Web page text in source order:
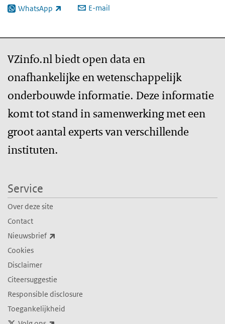
WhatsApp
(externe link) E-mail
VZinfo.nl biedt open data en
onafhankelijke en wetenschappelijk
onderbouwde informatie. Deze informatie
komt tot stand in samenwerking met een
groot aantal experts van verschillende
instituten.
Service
Over deze site
Contact
Nieuwsbrief
Cookies
Disclaimer
Citeersuggestie
Responsible disclosure
Toegankelijkheid